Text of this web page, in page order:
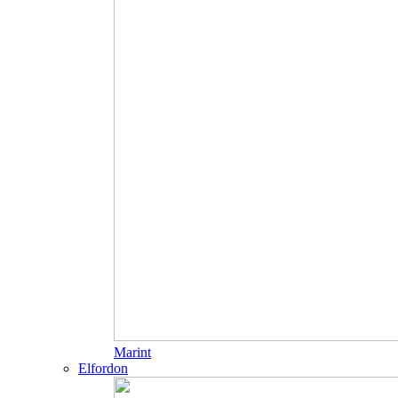
Marint
Elfordon